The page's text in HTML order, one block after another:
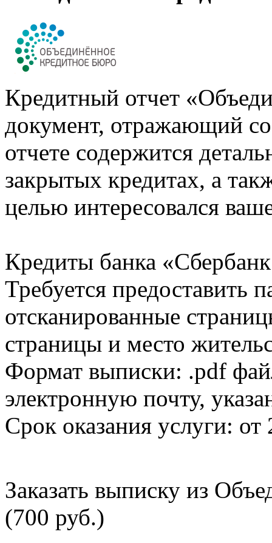
Кредитный отчет
документ, отражающий
отчете содержится
закрытых кредитах, а
целью интересовался
Кредиты банка
Требуется предоставить
отсканированные
страницы и место
Формат выписки: .pdf
электронную почту,
Срок оказания услуги: от
Заказать выписку из
(700 руб.)